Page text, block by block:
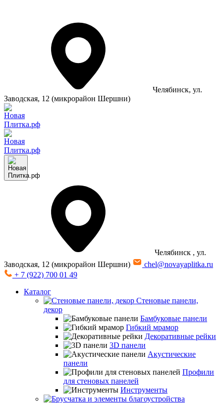
Челябинск, ул.
Заводская, 12 (микрорайон Шершни)
Челябинск , ул.
Заводская, 12 (микрорайон Шершни)
chel@novayaplitka.ru
+ 7 (922) 700 01 49
Каталог
Стеновые панели,
декор
Бамбуковые панели
Гибкий мрамор
Декоративные рейки
3D панели
Акустические
панели
Профили
для стеновых панелей
Инструменты